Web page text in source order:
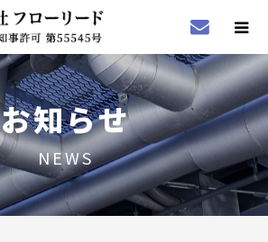
お知らせ
NEWS